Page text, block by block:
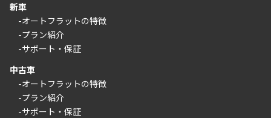
新車
-オートフラットの特徴
-プラン紹介
-サポート・保証
中古車
-オートフラットの特徴
-プラン紹介
-サポート・保証